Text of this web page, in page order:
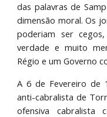
das palavras de
dimensão moral. Os
poderiam ser
verdade e muito
Régio e um Governo
A 6 de Fevereiro de
anti-cabralista de
ofensiva cabralista